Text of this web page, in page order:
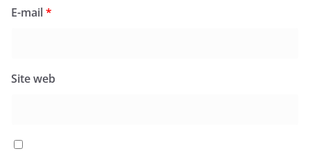
E-mail*
Site web